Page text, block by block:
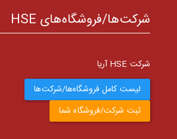
شرکت‌ها/فروشگاه‌های HSE
شرکت HSE آریا
لیست کامل فروشگاه‌ها/شرکت‌ها
ثبت شرکت/فروشگاه شما